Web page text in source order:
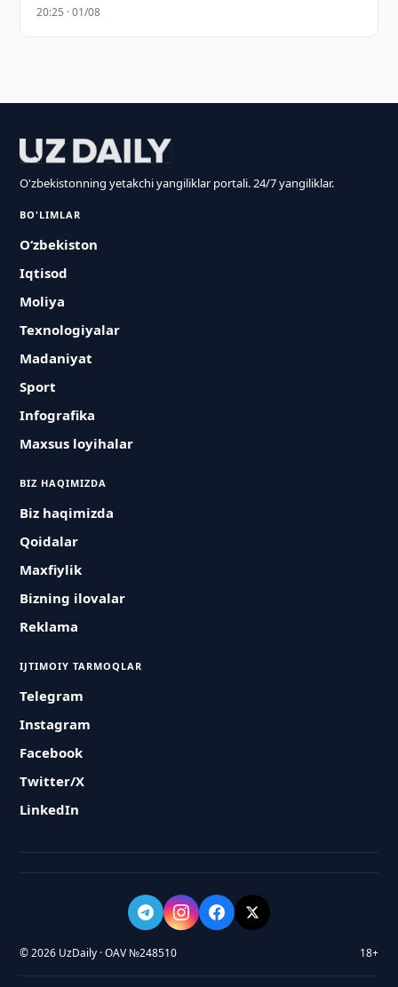
20:25 · 01/08
O'zbekistonning yetakchi yangiliklar portali. 24/7 yangiliklar.
BO'LIMLAR
O‘zbekiston
Iqtisod
Moliya
Texnologiyalar
Madaniyat
Sport
Infografika
Maxsus loyihalar
BIZ HAQIMIZDA
Biz haqimizda
Qoidalar
Maxfiylik
Bizning ilovalar
Reklama
IJTIMOIY TARMOQLAR
Telegram
Instagram
Facebook
Twitter/X
LinkedIn
© 2026 UzDaily · OAV №248510 18+